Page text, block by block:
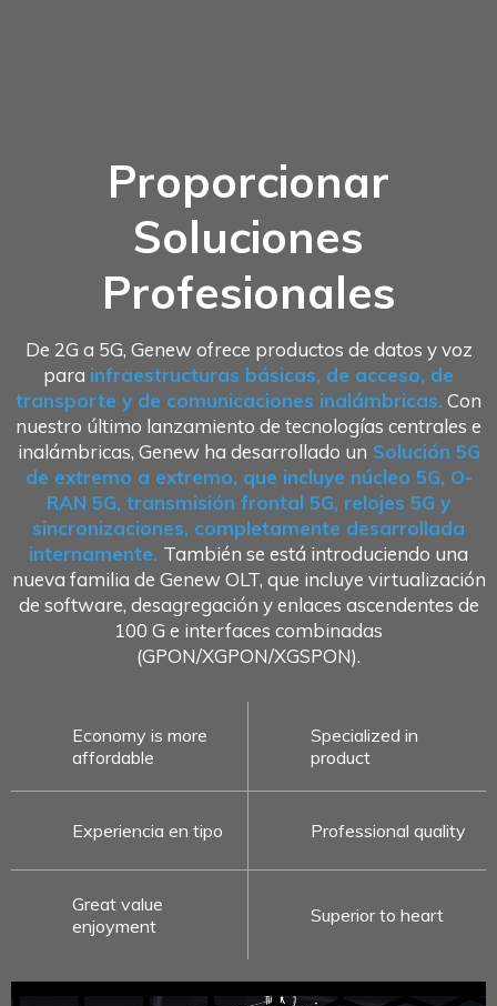
Proporcionar
Soluciones
Profesionales
De 2G a 5G, Genew ofrece productos de datos y voz
para infraestructuras básicas, de acceso, de
transporte y de comunicaciones inalámbricas. Con
nuestro último lanzamiento de tecnologías centrales e
inalámbricas, Genew ha desarrollado un Solución 5G
de extremo a extremo, que incluye núcleo 5G, O-
RAN 5G, transmisión frontal 5G, relojes 5G y
sincronizaciones, completamente desarrollada
internamente. También se está introduciendo una
nueva familia de Genew OLT, que incluye virtualización
de software, desagregación y enlaces ascendentes de
100 G e interfaces combinadas
(GPON/XGPON/XGSPON).
Economy is more
affordable
Specialized in
product
Experiencia en tipo Professional quality
Great value
enjoyment
Superior to heart